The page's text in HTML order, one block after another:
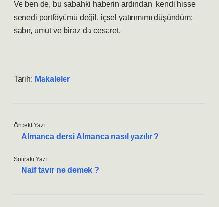
Ve ben de, bu sabahki haberin ardından, kendi hisse
senedi portföyümü değil, içsel yatırımımı düşündüm:
sabır, umut ve biraz da cesaret.
Tarih: Makaleler
Önceki Yazı
Almanca dersi Almanca nasıl yazılır ?
Sonraki Yazı
Naif tavır ne demek ?